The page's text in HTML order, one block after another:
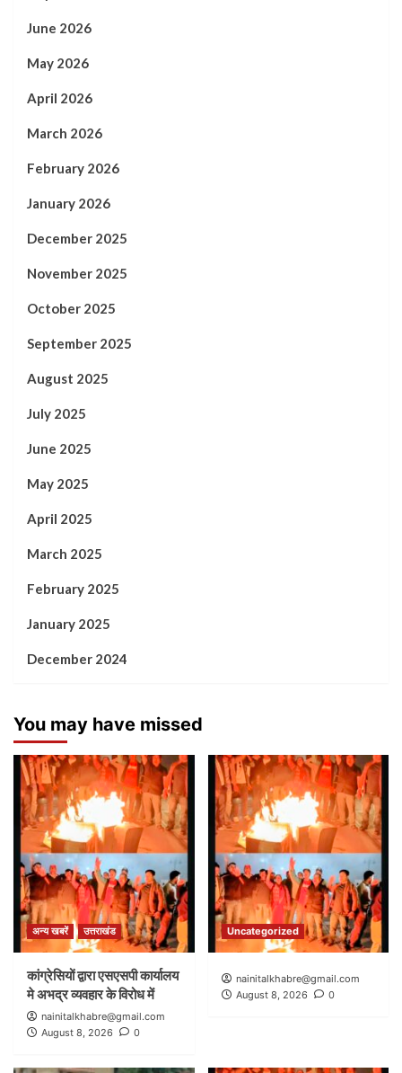
June 2026
May 2026
April 2026
March 2026
February 2026
January 2026
December 2025
November 2025
October 2025
September 2025
August 2025
July 2025
June 2025
May 2025
April 2025
March 2025
February 2025
January 2025
December 2024
You may have missed
अन्य खबरें उत्तराखंड
कांग्रेसियों द्वारा एसएसपी कार्यालय
मे अभद्र व्यवहार के विरोध में
nainitalkhabre@gmail.com
August 8, 2026
0
Uncategorized
nainitalkhabre@gmail.com
August 8, 2026
0